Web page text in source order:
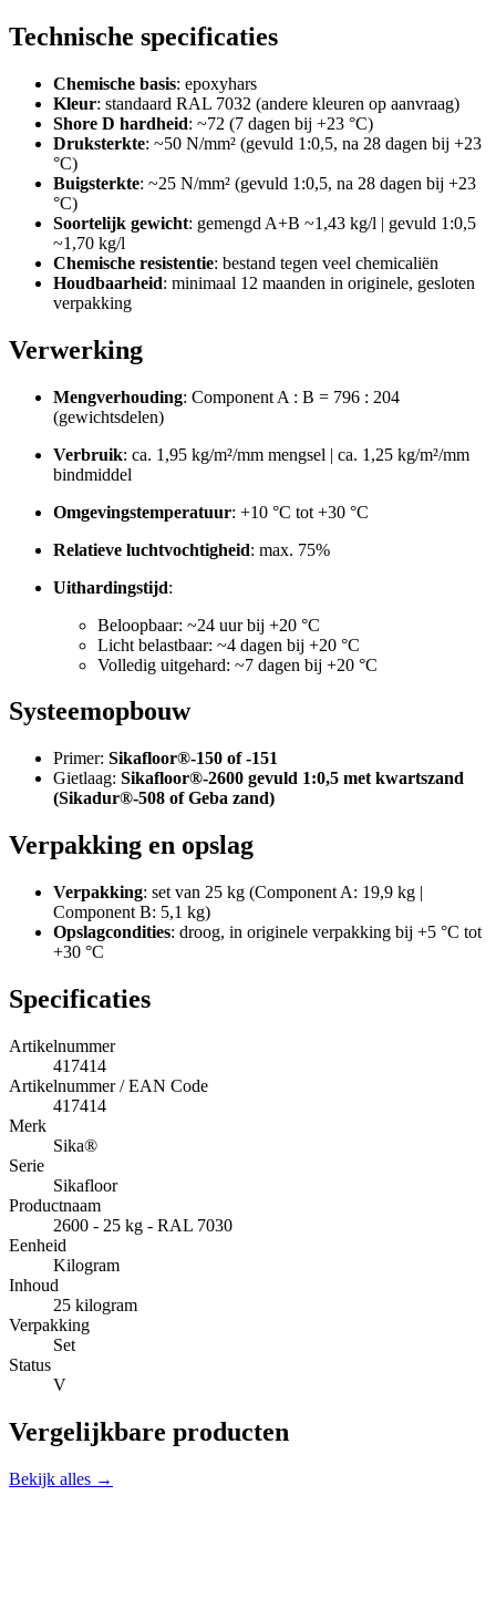
Technische specificaties
Chemische basis: epoxyhars
Kleur: standaard RAL 7032 (andere kleuren op aanvraag)
Shore D hardheid: ~72 (7 dagen bij +23 °C)
Druksterkte: ~50 N/mm² (gevuld 1:0,5, na 28 dagen bij +23
°C)
Buigsterkte: ~25 N/mm² (gevuld 1:0,5, na 28 dagen bij +23
°C)
Soortelijk gewicht: gemengd A+B ~1,43 kg/l | gevuld 1:0,5
~1,70 kg/l
Chemische resistentie: bestand tegen veel chemicaliën
Houdbaarheid: minimaal 12 maanden in originele, gesloten
verpakking
Verwerking
Mengverhouding: Component A : B = 796 : 204
(gewichtsdelen)
Verbruik: ca. 1,95 kg/m²/mm mengsel | ca. 1,25 kg/m²/mm
bindmiddel
Omgevingstemperatuur: +10 °C tot +30 °C
Relatieve luchtvochtigheid: max. 75%
Uithardingstijd:
Beloopbaar: ~24 uur bij +20 °C
Licht belastbaar: ~4 dagen bij +20 °C
Volledig uitgehard: ~7 dagen bij +20 °C
Systeemopbouw
Primer: Sikafloor®-150 of -151
Gietlaag: Sikafloor®-2600 gevuld 1:0,5 met kwartszand
(Sikadur®-508 of Geba zand)
Verpakking en opslag
Verpakking: set van 25 kg (Component A: 19,9 kg |
Component B: 5,1 kg)
Opslagcondities: droog, in originele verpakking bij +5 °C tot
+30 °C
Specificaties
Artikelnummer
417414
Artikelnummer / EAN Code
417414
Merk
Sika®
Serie
Sikafloor
Productnaam
2600 - 25 kg - RAL 7030
Eenheid
Kilogram
Inhoud
25 kilogram
Verpakking
Set
Status
V
Vergelijkbare producten
Bekijk alles →